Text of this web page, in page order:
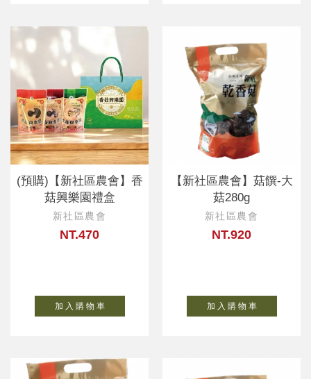
(預購)【新社區農會】香
菇興樂園禮盒
新社區農會
NT.470
加 入 購 物 車
【新社區農會】菇饌-大
菇280g
新社區農會
NT.920
加 入 購 物 車